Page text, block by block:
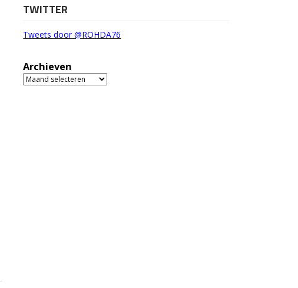
TWITTER
Tweets door @ROHDA76
Archieven
Archieven